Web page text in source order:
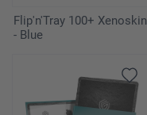
Flip'n'Tray 100+ Xenoskin
- Blue